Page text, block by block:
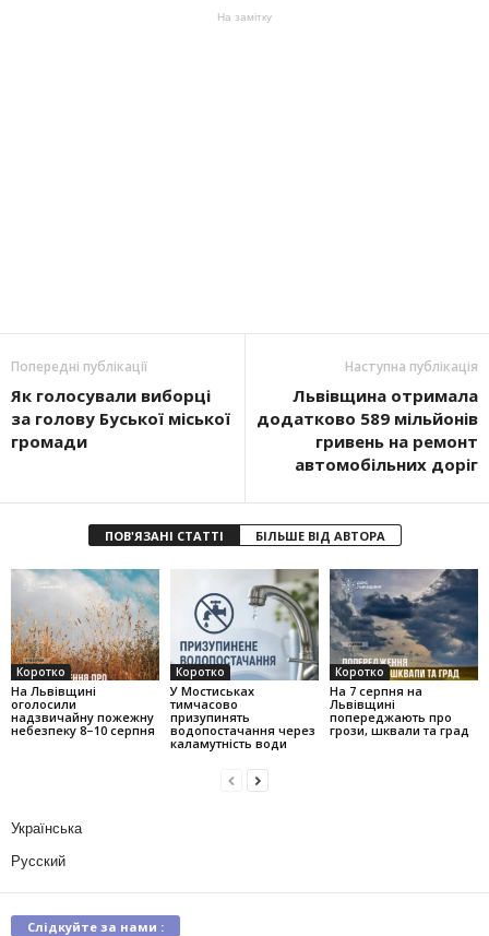
На замітку
Попередні публікації
Як голосували виборці
за голову Буської міської
громади
Наступна публікація
Львівщина отримала
додатково 589 мільйонів
гривень на ремонт
автомобільних доріг
ПОВ'ЯЗАНІ СТАТТІ БІЛЬШЕ ВІД АВТОРА
Коротко
На Львівщині
оголосили
надзвичайну пожежну
небезпеку 8–10 серпня
Коротко
У Мостиськах
тимчасово
призупинять
водопостачання через
каламутність води
Коротко
На 7 серпня на
Львівщині
попереджають про
грози, шквали та град
Українська
Русский
Слідкуйте за нами :